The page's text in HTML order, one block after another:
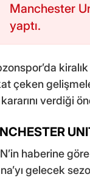
Manchester
yaptı.
çeken
verdiği
haberine
gelecek